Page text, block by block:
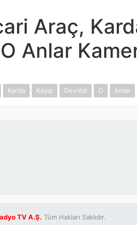
Araç,
Anlar
Karda Kayıp Devrildi O Anlar
TV A.Ş. Tüm Hakları Saklıdır.